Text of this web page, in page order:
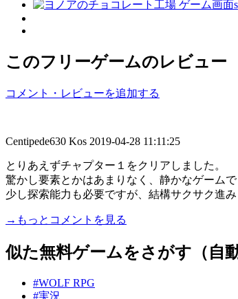
このフリーゲームのレビュー
コメント・レビューを追加する
Centipede630 Kos 2019-04-28 11:11:25
とりあえずチャプター１をクリアしました。
驚かし要素とかはあまりなく、静かなゲーム
少し探索能力も必要ですが、結構サクサク進
→もっとコメントを見る
似た無料ゲームをさがす（自動
#WOLF RPG
#実況